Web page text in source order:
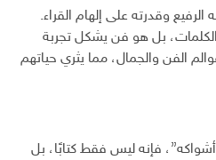
الرفيع وقدرته على إلهام القراء.
بل هو فن يشكل تجربة
الفن والجمال، مما يثري حياتهم
فإنه ليس فقط كتابًا، بل